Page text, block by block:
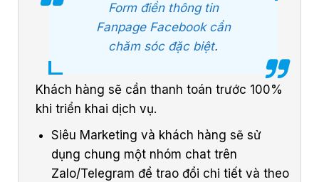
Form điền thông tin
Fanpage Facebook cần
chăm sóc đặc biệt.
Khách hàng sẽ cần thanh toán trước 100%
khi triển khai dịch vụ.
Siêu Marketing và khách hàng sẽ sử
dụng chung một nhóm chat trên
Zalo/Telegram để trao đổi chi tiết và theo